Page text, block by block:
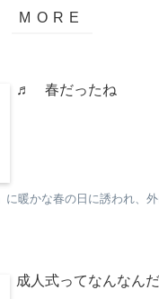
♬ 春だったね
暖かな春の日に誘われ、
成人式ってなんなんだ